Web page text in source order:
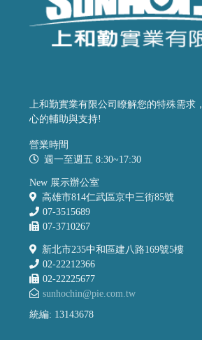
上和勤實業有限公司瞭解您的特殊需求
心的輔助與支持!
營業時間
週一至週五 8:30~17:30
New 展示辦公室
高雄市814仁武區京中三街85號
07-3515689
07-3710267
新北市235中和區建八路169號5樓
02-22212366
02-22225677
sunhochin@pie.com.tw
統編: 13143678